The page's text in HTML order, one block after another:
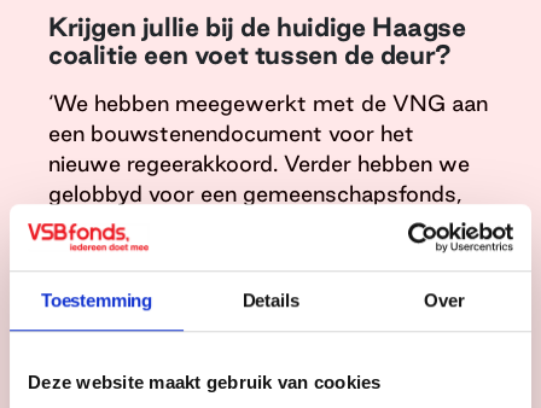
Toestemming Details Over
Deze website maakt gebruik van cookies
Krijgen jullie bij de huidige Haagse
coalitie een voet tussen de deur?
‘We hebben meegewerkt met de VNG aan
een bouwstenendocument voor het
nieuwe regeerakkoord. Verder hebben we
gelobbyd voor een gemeenschapsfonds,
dat door het nieuwe kabinet inmiddels is
aangekondigd. Het gaat om tweehonderd
ontmoetingsplekken. Maar dat geld moet
gemeenschappen gaan, zodat zij